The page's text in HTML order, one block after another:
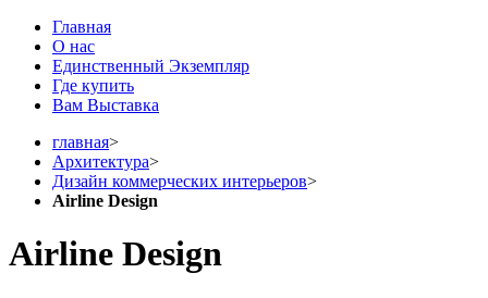
Главная
О нас
Единственный Экземпляр
Где купить
Вам Выставка
главная>
Архитектура>
Дизайн коммерческих интерьеров>
Airline Design
Airline Design